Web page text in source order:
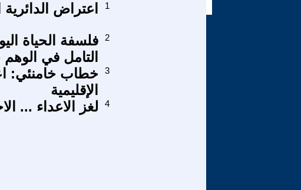
اعتراض 1
فلسفة الحياة
التامل في الوهم
2
خطاب خامنئي:
الإقليمية
3
لغز الاعداء ... 4